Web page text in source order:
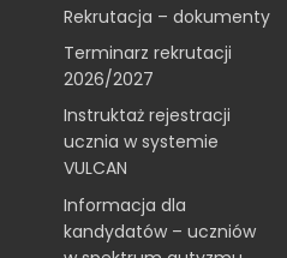
Rekrutacja – dokumenty
Terminarz rekrutacji
2026/2027
Instruktaż rejestracji
ucznia w systemie
VULCAN
Informacja dla
kandydatów – uczniów